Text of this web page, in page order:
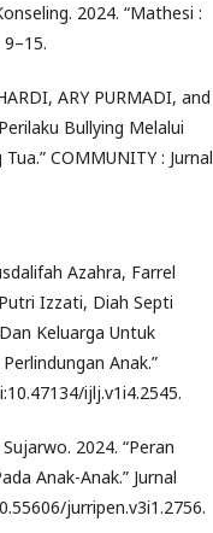
2024. “Mathesi :
ARY PURMADI, and
Bullying Melalui
COMMUNITY : Jurnal
Azahra, Farrel
Izzati, Diah Septi
Keluarga Untuk
Anak.”
ijlj.v1i4.2545.
2024. “Peran
Anak-Anak.” Jurnal
jurripen.v3i1.2756.